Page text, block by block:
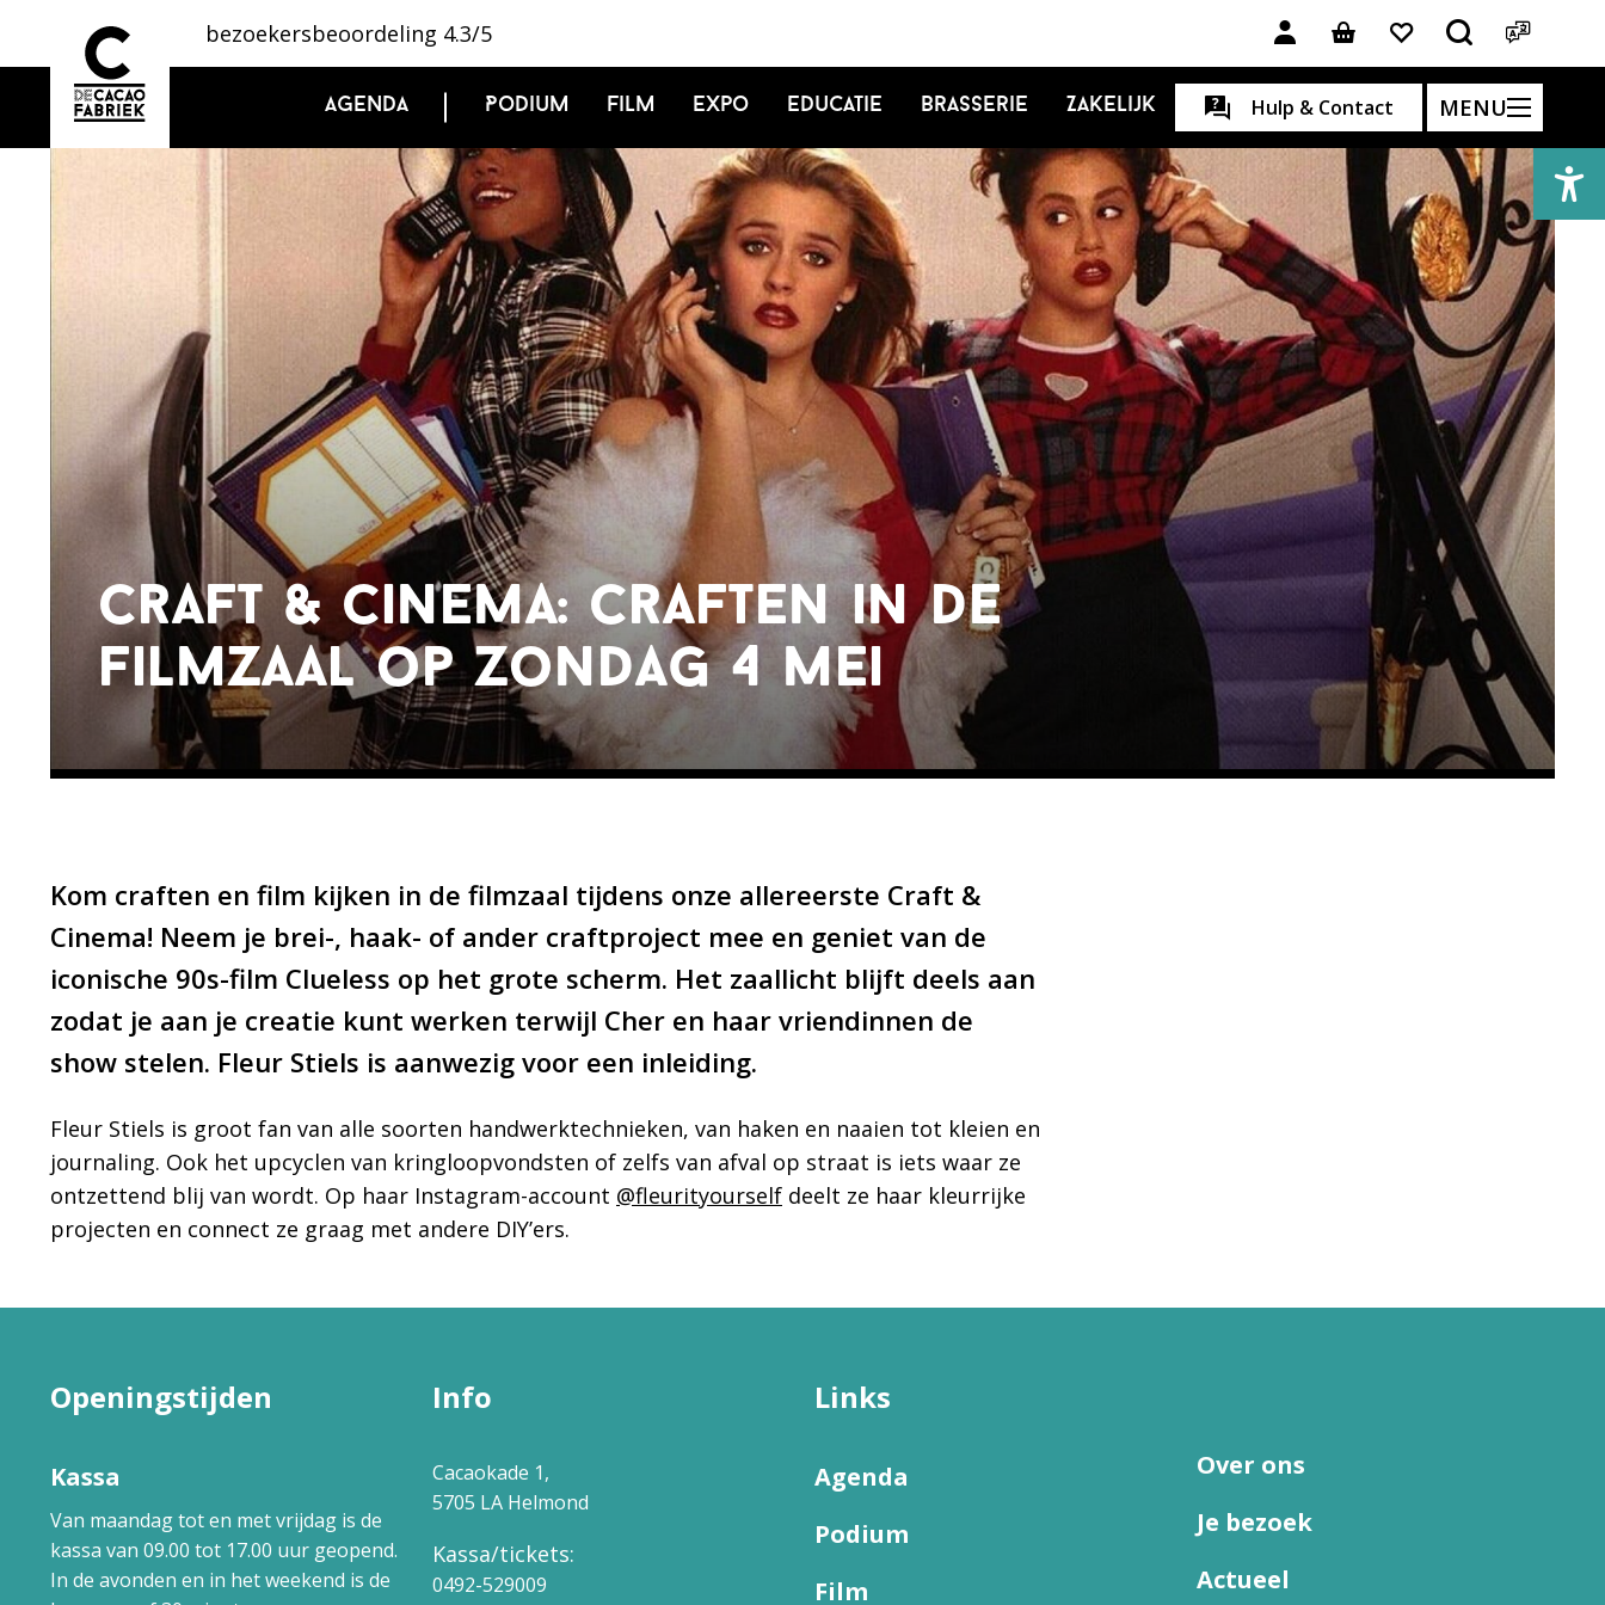
bezoekersbeoordeling 4.3/5
Agenda Podium Film Expo Educatie Brasserie Zakelijk Hulp & Contact MENU
craft & cinema: craften in de
filmzaal op zondag 4 mei
Kom craften en film kijken in de filmzaal tijdens onze allereerste Craft &
Cinema! Neem je brei-, haak- of ander craftproject mee en geniet van de
iconische 90s-film Clueless op het grote scherm. Het zaallicht blijft deels aan
zodat je aan je creatie kunt werken terwijl Cher en haar vriendinnen de
show stelen. Fleur Stiels is aanwezig voor een inleiding.
Fleur Stiels is groot fan van alle soorten handwerktechnieken, van haken en naaien tot kleien en
journaling. Ook het upcyclen van kringloopvondsten of zelfs van afval op straat is iets waar ze
ontzettend blij van wordt. Op haar Instagram-account @fleurityourself deelt ze haar kleurrijke
projecten en connect ze graag met andere DIY’ers.
Openingstijden
Kassa
Van maandag tot en met vrijdag is de
kassa van 09.00 tot 17.00 uur geopend.
In de avonden en in het weekend is de
Info
Cacaokade 1,
5705 LA Helmond
Kassa/tickets:
0492-529009
Links
Agenda
Podium
Film
Over ons
Je bezoek
Actueel